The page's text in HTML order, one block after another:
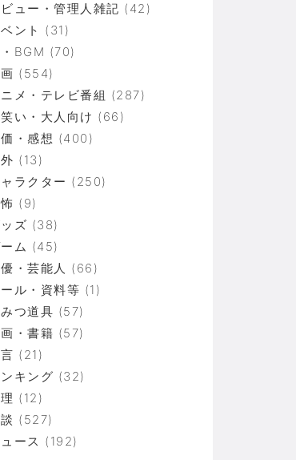
らないの？
く...
で合計○万円使ってた！？
…
ュー・管理人雑記 (42)
ント (31)
BGM (70)
(554)
メ・テレビ番組 (287)
い・大人向け (66)
・感想 (400)
(13)
ラクター (250)
(9)
ズ (38)
ム (45)
・芸能人 (66)
ル・資料等 (1)
つ道具 (57)
・書籍 (57)
(21)
キング (32)
(12)
(527)
ース (192)